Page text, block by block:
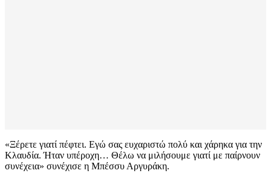
«Ξέρετε γιατί πέφτει. Εγώ σας ευχαριστώ πολύ και χάρηκα για την
Κλαυδία. Ήταν υπέροχη… Θέλω να μιλήσουμε γιατί με παίρνουν
συνέχεια» συνέχισε η Μπέσσυ Αργυράκη.